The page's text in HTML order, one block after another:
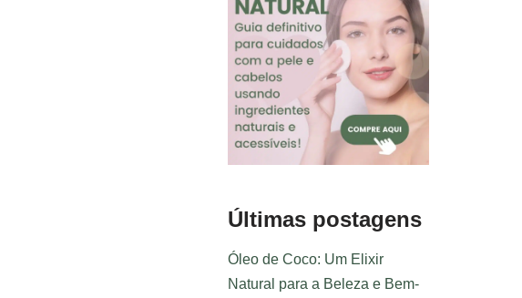
Últimas postagens
Óleo de Coco: Um Elixir
Natural para a Beleza e Bem-